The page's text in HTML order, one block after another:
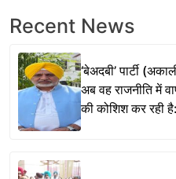
Recent News
‘बेअदबी’ पार्टी
अब वह राजनीति में
की कोशिश कर रही